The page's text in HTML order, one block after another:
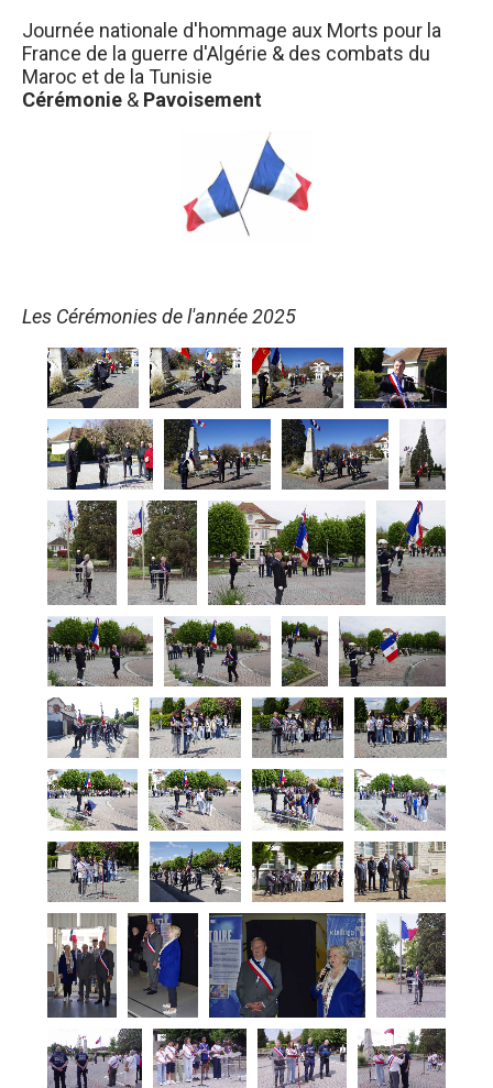
Journée nationale d'hommage aux Morts pour la
France de la guerre d'Algérie & des combats du
Maroc et de la Tunisie
Cérémonie & Pavoisement
Les Cérémonies de l'année 2025